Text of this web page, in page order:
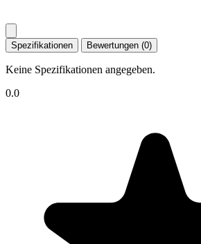
Spezifikationen Bewertungen (0)
Keine Spezifikationen angegeben.
0.0